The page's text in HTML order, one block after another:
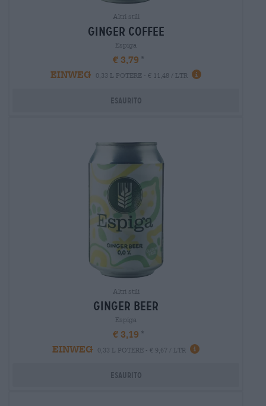
Altri stili
ginger coffee
Espiga
€ 3,79
EINWEG
0,33 L POTERE - € 11,48 / LTR
Esaurito
Altri stili
ginger beer
Espiga
€ 3,19
EINWEG
0,33 L POTERE - € 9,67 / LTR
Esaurito